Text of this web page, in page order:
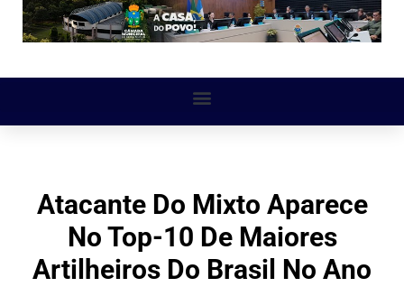
Atacante Do Mixto Aparece
No Top-10 De Maiores
Artilheiros Do Brasil No Ano